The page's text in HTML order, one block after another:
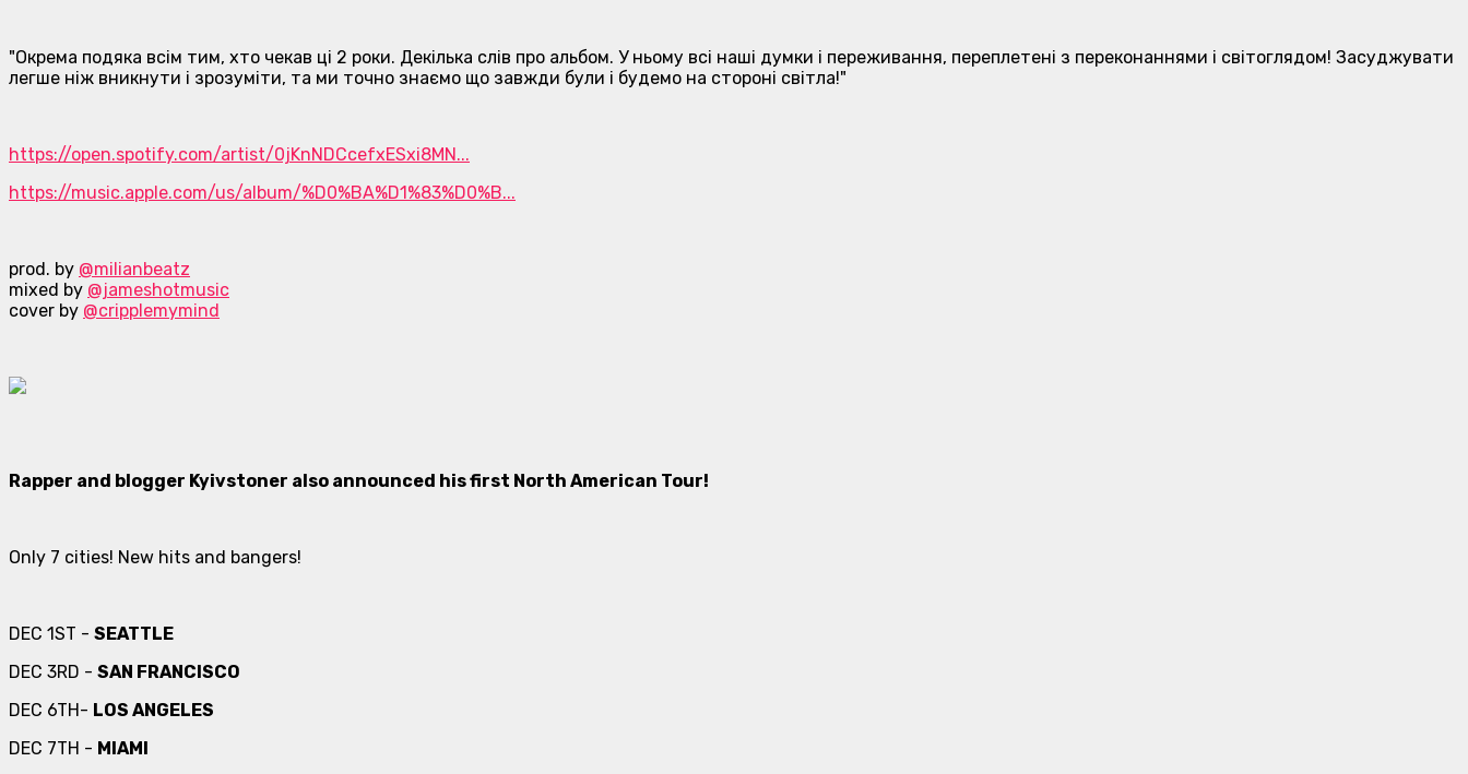
"Окрема подяка всім тим, хто чекав ці 2 роки. Декілька слів про альбом. У ньому всі наші думки і переживання, переплетені з переконаннями і світоглядом! Засуджувати
легше ніж вникнути і зрозуміти, та ми точно знаємо що завжди були і будемо на стороні світла!"
https://open.spotify.com/artist/0jKnNDCcefxESxi8MN...
https://music.apple.com/us/album/%D0%BA%D1%83%D0%B...
prod. by @milianbeatz
mixed by @jameshotmusic
cover by @cripplemymind
Rapper and blogger Kyivstoner also announced his first North American Tour!
Only 7 cities! New hits and bangers!
DEC 1ST - SEATTLE
DEC 3RD - SAN FRANCISCO
DEC 6TH- LOS ANGELES
DEC 7TH - MIAMI